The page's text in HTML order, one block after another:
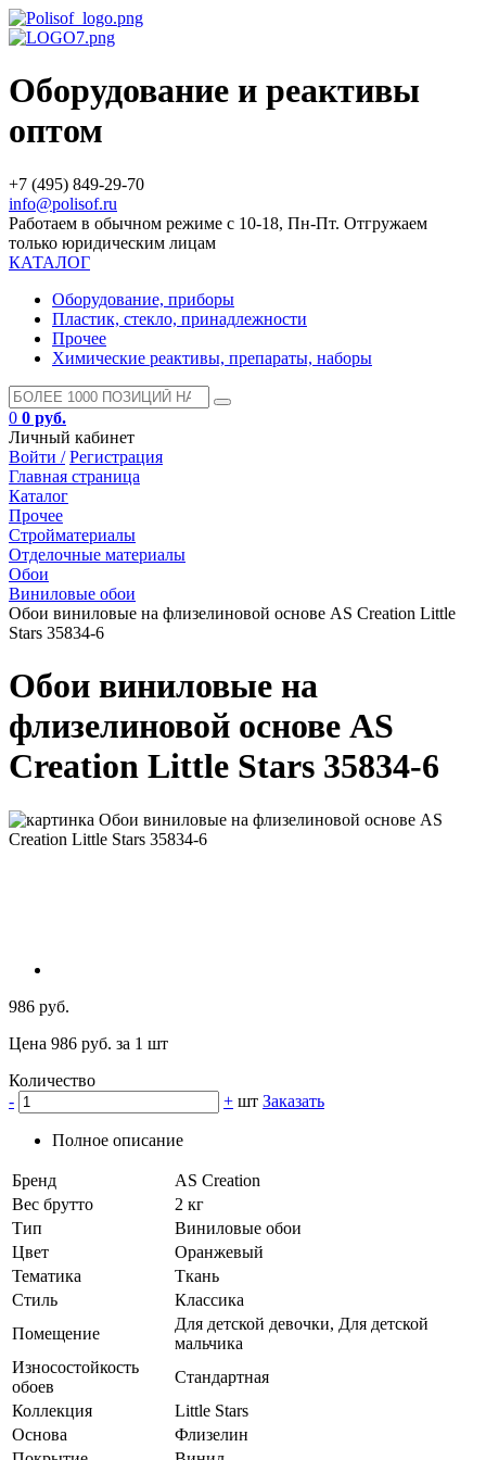
Оборудование и реактивы
оптом
+7 (495) 849-29-70
info@polisof.ru
Работаем в обычном режиме с 10-18, Пн-Пт. Отгружаем
только юридическим лицам
КАТАЛОГ
Оборудование, приборы
Пластик, стекло, принадлежности
Прочее
Химические реактивы, препараты, наборы
0 0 руб.
Личный кабинет
Войти / Регистрация
Главная страница
Каталог
Прочее
Стройматериалы
Отделочные материалы
Обои
Виниловые обои
Обои виниловые на флизелиновой основе AS Creation Little
Stars 35834-6
Обои виниловые на
флизелиновой основе AS
Creation Little Stars 35834-6
986 руб.
Цена 986 руб. за 1 шт
Количество
-
+ шт Заказать
Полное описание
Бренд
AS Creation
Вес брутто
2 кг
Тип
Виниловые обои
Цвет
Оранжевый
Тематика
Ткань
Стиль
Классика
Помещение
Для детской девочки, Для детской
мальчика
Износостойкость
обоев
Стандартная
Коллекция
Little Stars
Основа
Флизелин